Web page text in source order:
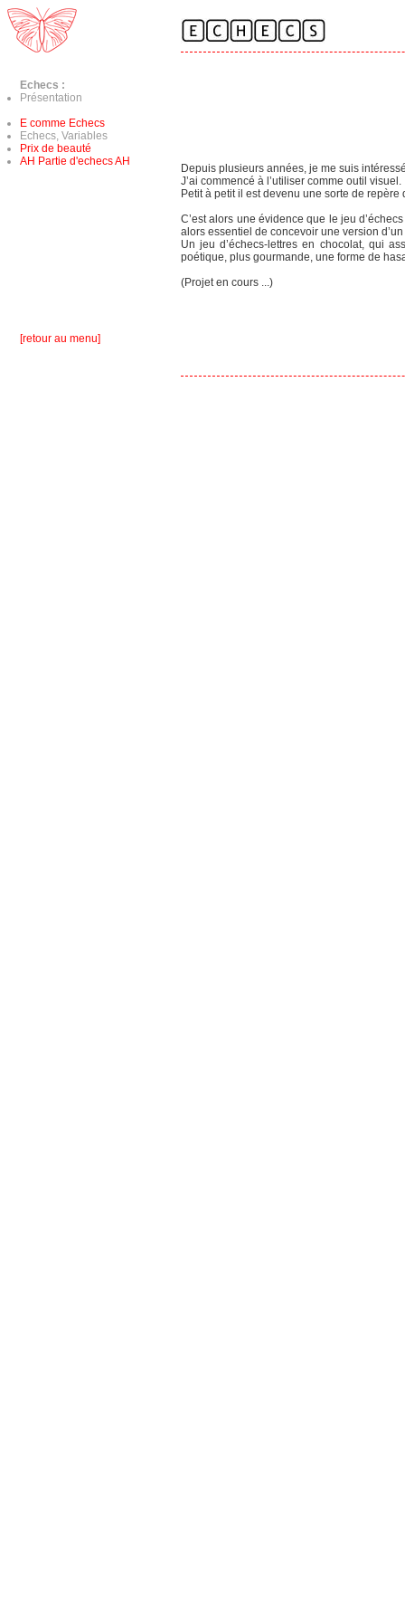
Echecs :
Présentation
E comme Echecs
Echecs, Variables
Prix de beauté
AH Partie d'echecs AH
[retour au menu]
Depuis plusieurs années, je me suis
J’ai commencé à l’utiliser comme outil visuel.
Petit à petit il est devenu une sorte de
C’est alors une évidence que le jeu
alors essentiel de concevoir une version
Un jeu d’échecs-lettres en chocolat, qui
poétique, plus gourmande, une forme de
(Projet en cours ...)